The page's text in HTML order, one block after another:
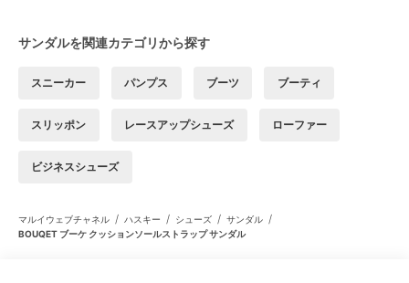
サンダルを関連カテゴリから探す
スニーカー パンプス ブーツ ブーティ
スリッポン レースアップシューズ ローファー
ビジネスシューズ
マルイウェブチャネル / ハスキー / シューズ / サンダル /
BOUQET ブーケ クッションソールストラップ サンダル